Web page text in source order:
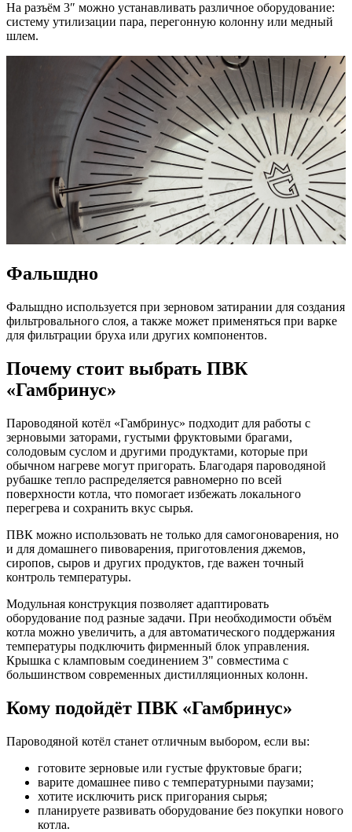
На разъём 3″ можно устанавливать различное оборудование:
систему утилизации пара, перегонную колонну или медный
шлем.
Фальшдно
Фальшдно используется при зерновом затирании для создания
фильтровального слоя, а также может применяться при варке
для фильтрации бруха или других компонентов.
Почему стоит выбрать ПВК
«Гамбринус»
Пароводяной котёл «Гамбринус» подходит для работы с
зерновыми заторами, густыми фруктовыми брагами,
солодовым суслом и другими продуктами, которые при
обычном нагреве могут пригорать. Благодаря пароводяной
рубашке тепло распределяется равномерно по всей
поверхности котла, что помогает избежать локального
перегрева и сохранить вкус сырья.
ПВК можно использовать не только для самогоноварения, но
и для домашнего пивоварения, приготовления джемов,
сиропов, сыров и других продуктов, где важен точный
контроль температуры.
Модульная конструкция позволяет адаптировать
оборудование под разные задачи. При необходимости объём
котла можно увеличить, а для автоматического поддержания
температуры подключить фирменный блок управления.
Крышка с кламповым соединением 3" совместима с
большинством современных дистилляционных колонн.
Кому подойдёт ПВК «Гамбринус»
Пароводяной котёл станет отличным выбором, если вы:
готовите зерновые или густые фруктовые браги;
варите домашнее пиво с температурными паузами;
хотите исключить риск пригорания сырья;
планируете развивать оборудование без покупки нового
котла.